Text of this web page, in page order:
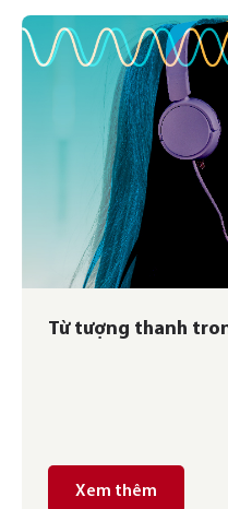
Từ tượng thanh
Xem thêm